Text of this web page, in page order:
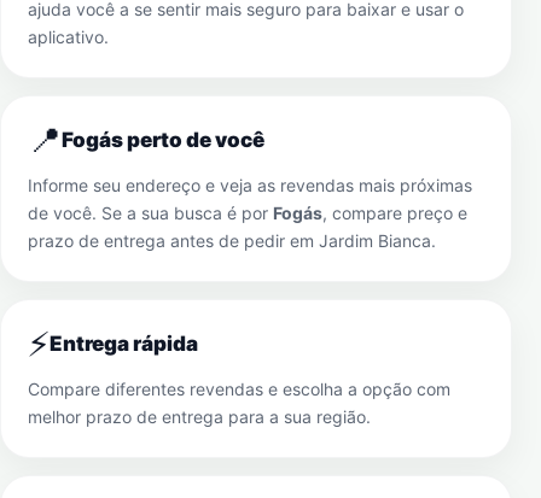
ajuda você a se sentir mais seguro para baixar e usar o
aplicativo.
📍Fogás perto de você
Informe seu endereço e veja as revendas mais próximas
de você. Se a sua busca é por Fogás, compare preço e
prazo de entrega antes de pedir em Jardim Bianca.
⚡Entrega rápida
Compare diferentes revendas e escolha a opção com
melhor prazo de entrega para a sua região.